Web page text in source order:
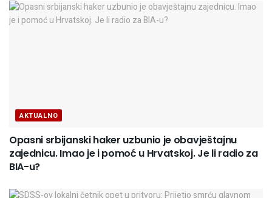
AKTUALNO
Opasni srbijanski haker uzbunio je obavještajnu
zajednicu. Imao je i pomoć u Hrvatskoj. Je li radio za
BIA-u?